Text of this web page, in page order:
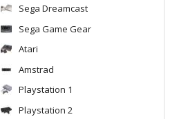
Sega Dreamcast
Sega Game Gear
Atari
Amstrad
Playstation 1
Playstation 2